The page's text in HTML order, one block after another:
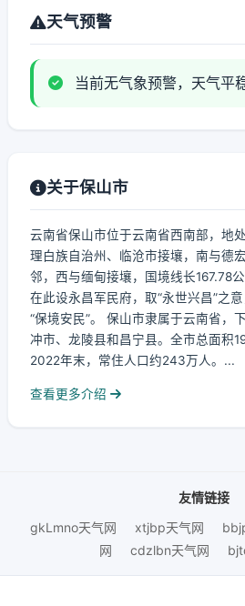
天气预警
当前无气象预警，天气平
关于保山市
云南省保山市位于云南省西南部，地
理白族自治州、临沧市接壤，南与德
邻，西与缅甸接壤，国境线长167.78
在此设永昌军民府，取“永世兴昌”之
“保境安民”。 保山市隶属于云南省，
冲市、龙陵县和昌宁县。全市总面积
2022年末，常住人口约243万人。...
查看更多介绍
友情链接
gkLmno天气网
xtjbp天气网
网
cdzlbn天气网